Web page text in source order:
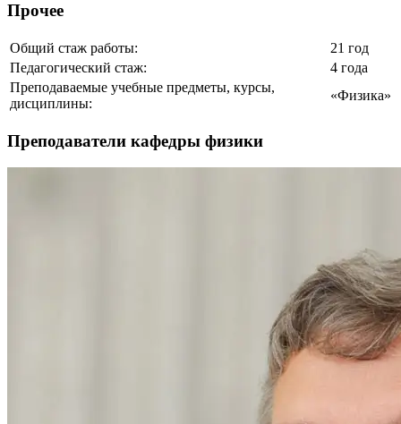
Прочее
Общий стаж работы:
21 год
Педагогический стаж:
4 года
Преподаваемые учебные предметы, курсы,
дисциплины:
«Физика»
Преподаватели кафедры физики